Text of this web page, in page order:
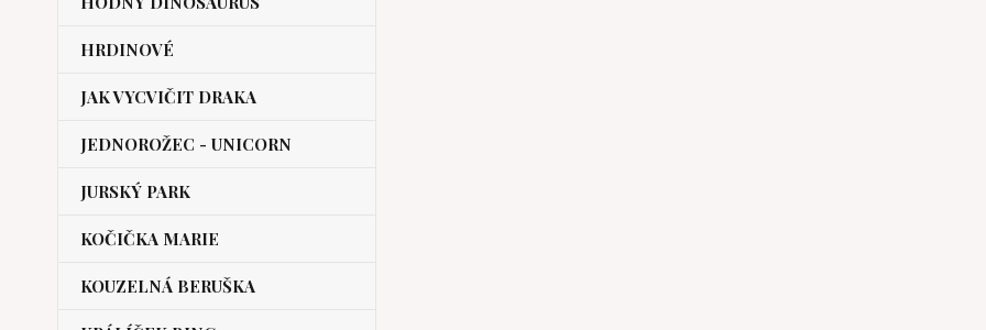
HRDINOVÉ
JAK VYCVIČIT DRAKA
JEDNOROŽEC - UNICORN
JURSKÝ PARK
KOČIČKA MARIE
KOUZELNÁ BERUŠKA